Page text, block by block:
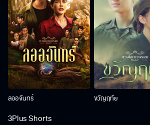
ลออจันทร์ ขวัญฤทัย
3Plus Shorts